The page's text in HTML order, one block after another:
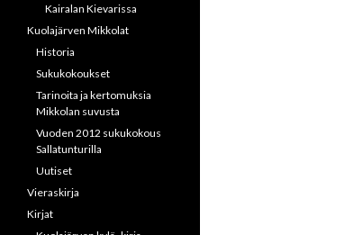
Kairalan Kievarissa
Kuolajärven Mikkolat
Historia
Sukukokoukset
Tarinoita ja kertomuksia
Mikkolan suvusta
Vuoden 2012 sukukokous
Sallatunturilla
Uutiset
Vieraskirja
Kirjat